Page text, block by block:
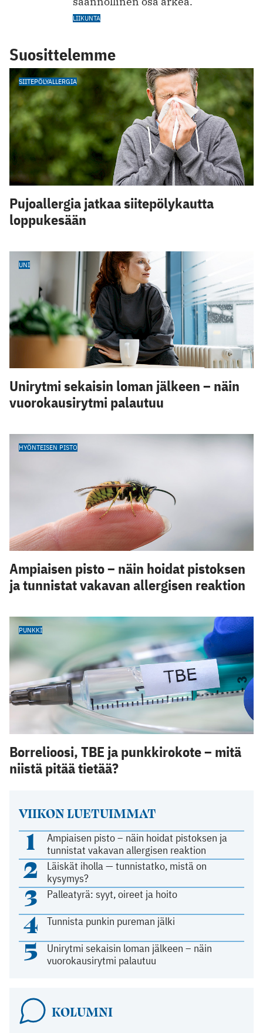
VIIKON LUETUIMMAT
1
Ampiaisen pisto – näin hoidat pistoksen ja
tunnistat vakavan allergisen reaktion
2
Läiskät iholla — tunnistatko, mistä on
kysymys?
3 Palleatyrä: syyt, oireet ja hoito
4 Tunnista punkin pureman jälki
5
Unirytmi sekaisin loman jälkeen – näin
vuorokausirytmi palautuu
KOLUMNI
LIIKUNTA
Suosittelemme
SIITEPÖLYALLERGIA
Pujoallergia jatkaa siitepölykautta
loppukesään
UNI
Unirytmi sekaisin loman jälkeen – näin
vuorokausirytmi palautuu
HYÖNTEISEN PISTO
Ampiaisen pisto – näin hoidat pistoksen
ja tunnistat vakavan allergisen reaktion
PUNKKI
Borrelioosi, TBE ja punkkirokote – mitä
niistä pitää tietää?